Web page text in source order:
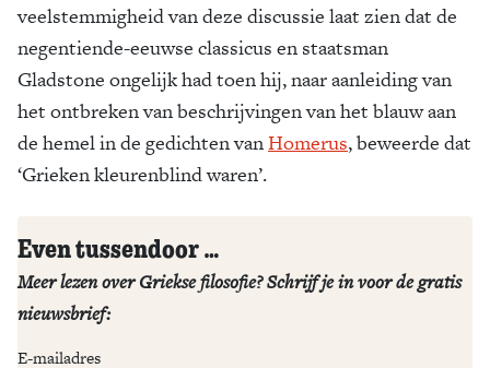
veelstemmigheid van deze discussie laat zien dat de
negen­tiende-eeuwse clas­sicus en staatsman
Gladstone ongelijk had toen hij, naar aanlei­ding van
het ontbreken van be­schrij­vingen van het blauw aan
de hemel in de ge­dichten vanHomerus, beweerde dat
‘Grieken kleu­ren­blind wa­ren’.
Even tussendoor …
Meer lezen over Griekse filosofie? Schrijf je in voor de gratis
nieuwsbrief:
E-mailadres